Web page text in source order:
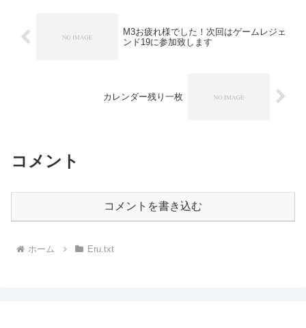
M3お疲れ様でした！次回はゲームレジェ
ンド19に参加致します
カレンダー残り一枚
コメント
コメントを書き込む
ホーム Eru.txt